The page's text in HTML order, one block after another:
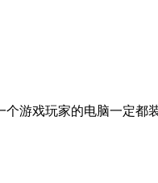
游戏玩家的电脑一定都